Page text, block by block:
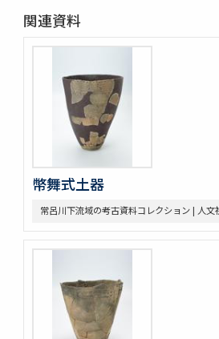
関連資料
幣舞式土器
常呂川下流域の考古資料コレクション | 人